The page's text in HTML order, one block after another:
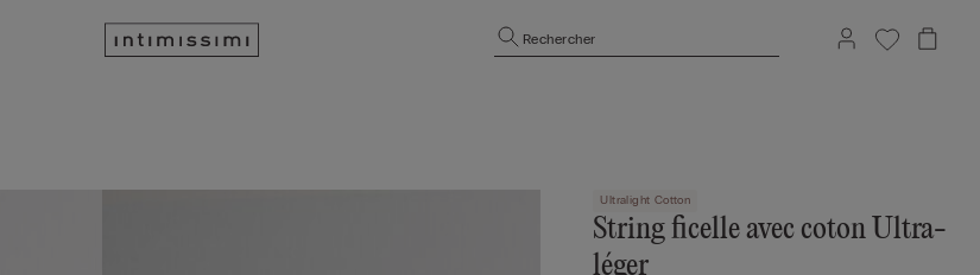
Rechercher
Ultralight Cotton
String ficelle avec coton Ultra-
léger